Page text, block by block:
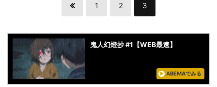
1 2 3
鬼人幻燈抄 #1【WEB最速】
ABEMAでみる